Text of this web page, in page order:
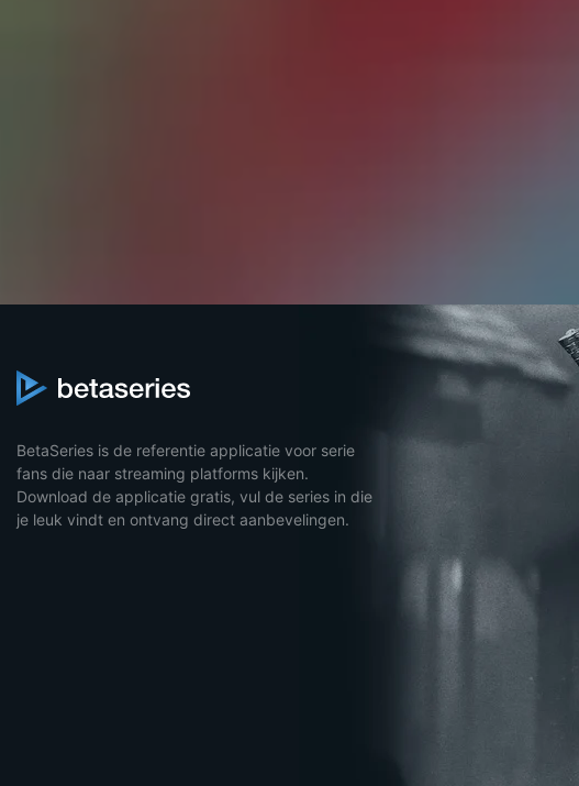
BetaSeries is de referentie applicatie voor serie
fans die naar streaming platforms kijken.
Download de applicatie gratis, vul de series in die
je leuk vindt en ontvang direct aanbevelingen.